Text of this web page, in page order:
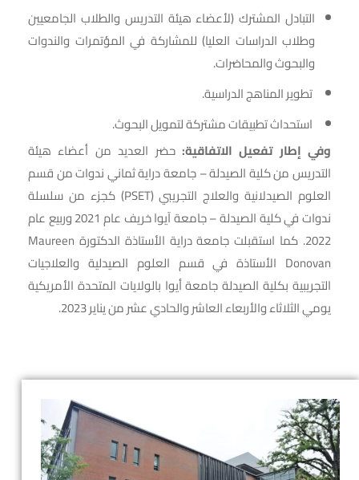
التبادل المشترك (لأعضاء هيئة التدريس والطلاب الجامعيين
وطلاب الدراسات العليا) للمشاركة في المؤتمرات والندوات
والبحوث والمحاضرات.
تطوير المناهج الدراسية.
استحداث تطبيقات مشتركة لتمويل البحوث.
وفي إطار تفعيل الاتفاقية: حضر العديد من أعضاء هيئة
التدريس من كلية الصيدلة – جامعة دراية ثماني ندوات من قسم
العلوم الصيدلانية والعلاج التجريبي (PSET) كجزء من سلسلة
ندوات في كلية الصيدلة – جامعة آيوا خريف عام 2021 وربيع عام
2022. كما استقبلت جامعة دراية الأستاذة الدكتورة Maureen
Donovan الأستاذة في قسم العلوم الصيدلية والعلاجيات
التجريبية بكلية الصيدلة جامعة أيوا بالولايات المتحدة الأمريكية
يومي الثلاثاء والأربعاء العاشر والحادي عشر من يناير 2023.